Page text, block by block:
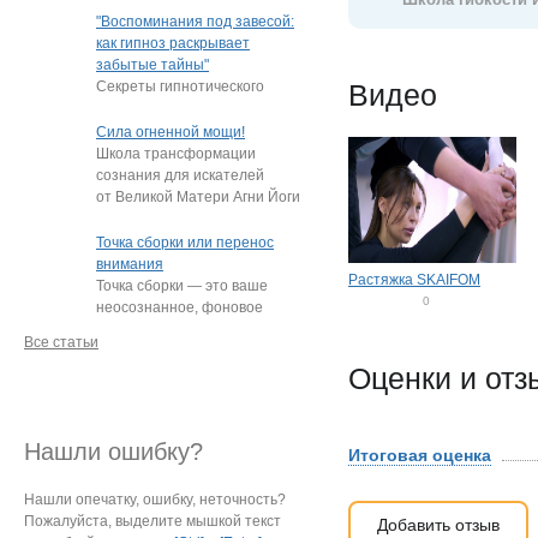
Видео
Растяжка SKAIFOM
0
Оценки и
Итоговая оценка
Добавить отзыв
"подростки, которые
постоянно …
"Воспоминания под завесой:
как гипноз раскрывает
забытые тайны"
Секреты гипнотического
Нередко под гипнозом люди
извлекают из глубин…
Сила огненной мощи!
Школа трансформации
сознания для искателей
от Великой Матери Агни Йоги
Точка сборки или перенос
внимания
Точка сборки — это ваше
неосознанное, фоновое
на определённый
Все статьи
Нашли ошибку?
Нашли опечатку, ошибку, неточность?
Пожалуйста, выделите мышкой текст